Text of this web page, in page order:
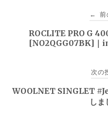
ゲ
← 前
ROCLITE PRO G
[NO2QGG07BK]｜
次の
WOOLNET SINGLET
しま